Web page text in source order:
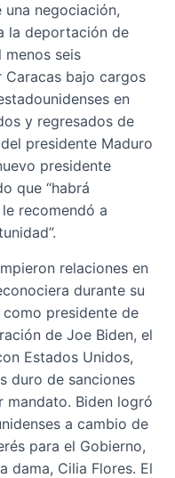
una negociación,
la deportación de
menos seis
bajo cargos
en
y regresados de
presidente Maduro
presidente
que “habrá
recomendó a
relaciones en
durante su
presidente de
de Joe Biden, el
Estados Unidos,
duro de sanciones
mandato. Biden logró
a cambio de
para el Gobierno,
dama, Cilia Flores. El